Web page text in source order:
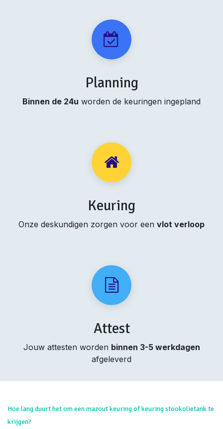
Planning
Binnen de 24u worden de keuringen ingepland
Keuring
Onze deskundigen zorgen voor een vlot verloop
Attest
Jouw attesten worden binnen 3-5 werkdagen
afgeleverd
Hoe lang duurt het om een mazout keuring of keuring stookolietank te
krijgen?